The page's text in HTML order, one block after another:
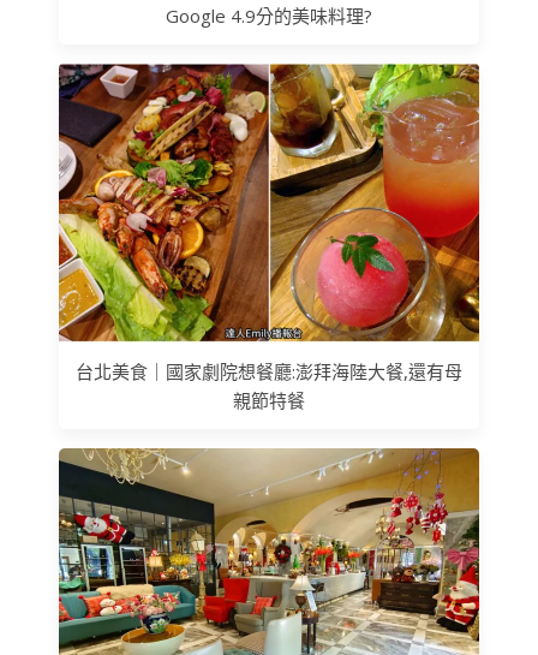
Google 4.9分的美味料理?
台北美食｜國家劇院想餐廳:澎拜海陸大餐,還有母
親節特餐